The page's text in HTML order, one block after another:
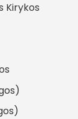
Kirykos